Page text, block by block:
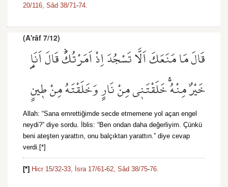
20/116, Sâd 38/71-74.
(A'râf 7/12)
قَالَ مَا مَنَعَكَ اَلَّا تَسْجُدَ اِذْ اَمَرْتُكَۜ قَالَ اَنَا۬
خَيْرٌ مِنْهُۚ خَلَقْتَن۪ي مِنْ نَارٍ وَخَلَقْتَهُ مِنْ ط۪ينٍ
Allah: “Sana emrettiğimde secde etmemene yol açan engel
neydi?” diye sordu. İblis: “Ben ondan daha değerliyim. Çünkü
beni ateşten yarattın, onu balçıktan yarattın.” diye cevap
verdi.[*]
[*] Hicr 15/32-33, İsra 17/61-62, Sâd 38/75-76.